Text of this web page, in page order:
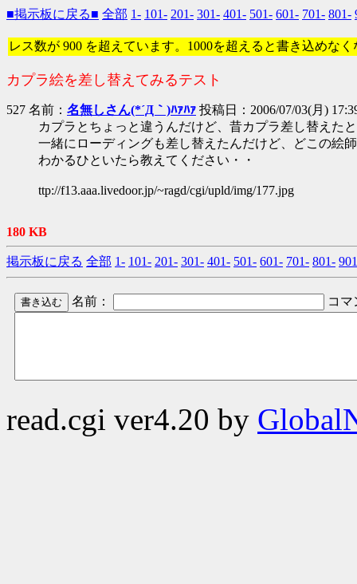
■掲示板に戻る■ 全部 1- 101- 201- 301- 401- 501- 601- 701- 801-
レス数が 900 を超えています。1000を超えると書き込めな
カプラ絵を差し替えてみるテスト
527 名前： 名無しさん(*´Д｀)ﾊｧﾊｧ 投稿日：2006/07/03(月)
カプラとちょっと違うんだけど、昔カプラ差し替えた
一緒にローディングも差し替えたんだけど、どこの絵
わかるひといたら教えてください・・
ttp://f13.aaa.livedoor.jp/~ragd/cgi/upld/img/177.jpg
180 KB
掲示板に戻る 全部 1- 101- 201- 301- 401- 501- 601- 701- 801-
名前： コ
read.cgi ver4.20 by